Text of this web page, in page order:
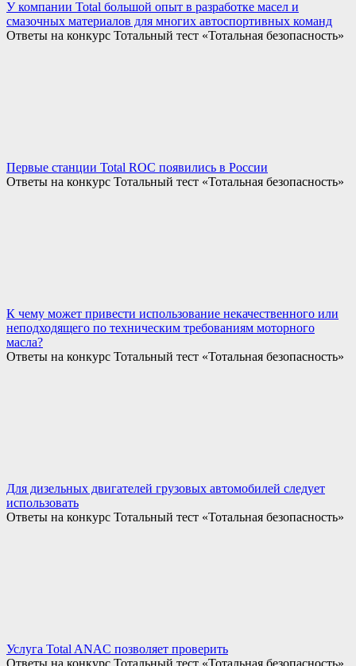
У компании Total большой опыт в разработке масел и
смазочных материалов для многих автоспортивных команд
Ответы на конкурс Тотальный тест «Тотальная безопасность»
Первые станции Total ROC появились в России
Ответы на конкурс Тотальный тест «Тотальная безопасность»
К чему может привести использование некачественного или
неподходящего по техническим требованиям моторного
масла?
Ответы на конкурс Тотальный тест «Тотальная безопасность»
Для дизельных двигателей грузовых автомобилей следует
использовать
Ответы на конкурс Тотальный тест «Тотальная безопасность»
Услуга Total ANAC позволяет проверить